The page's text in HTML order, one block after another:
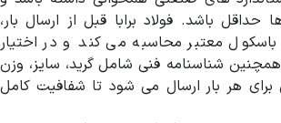
حداقل باشد. فولاد برابا قبل از ارسال بار،
معتبر محاسبه می کند و در اختیار
شناسنامه فنی شامل گرید، سایز، وزن
برای هر بار ارسال می شود تا شفافیت کامل